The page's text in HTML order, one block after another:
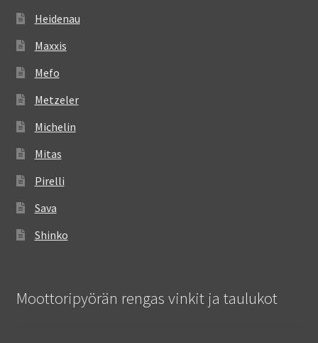
Heidenau
Maxxis
Mefo
Metzeler
Michelin
Mitas
Pirelli
Sava
Shinko
Moottoripyörän rengas vinkit ja taulukot